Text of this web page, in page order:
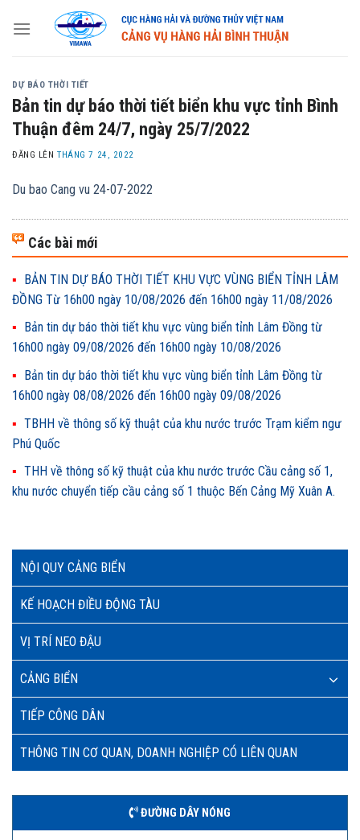
NỘI QUY CẢNG BIỂN
KẾ HOẠCH ĐIỀU ĐỘNG TÀU
VỊ TRÍ NEO ĐẬU
CẢNG BIỂN
TIẾP CÔNG DÂN
THÔNG TIN CƠ QUAN, DOANH NGHIỆP CÓ LIÊN QUAN
ĐƯỜNG DÂY NÓNG
DỰ BÁO THỜI TIẾT
Bản tin dự báo thời tiết biển khu vực tỉnh Bình
Thuận đêm 24/7, ngày 25/7/2022
ĐĂNG LÊNTHÁNG 7 24, 2022
Du bao Cang vu 24-07-2022
Các bài mới
BẢN TIN DỰ BÁO THỜI TIẾT KHU VỰC VÙNG BIỂN TỈNH LÂM
ĐỒNG Từ 16h00 ngày 10/08/2026 đến 16h00 ngày 11/08/2026
Bản tin dự báo thời tiết khu vực vùng biển tỉnh Lâm Đồng từ
16h00 ngày 09/08/2026 đến 16h00 ngày 10/08/2026
Bản tin dự báo thời tiết khu vực vùng biển tỉnh Lâm Đồng từ
16h00 ngày 08/08/2026 đến 16h00 ngày 09/08/2026
TBHH về thông số kỹ thuật của khu nước trước Trạm kiểm ngư
Phú Quốc
THH về thông số kỹ thuật của khu nước trước Cầu cảng số 1,
khu nước chuyển tiếp cầu cảng số 1 thuộc Bến Cảng Mỹ Xuân A.